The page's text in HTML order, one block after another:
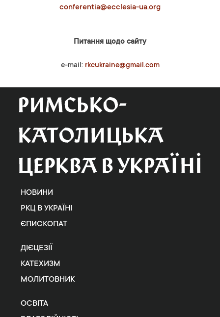
conferentia@ecclesia-ua.org
Питання щодо сайту
e-mail: rkcukraine@gmail.com
НОВИНИ
РКЦ В УКРАЇНІ
ЄПИСКОПАТ
ДІЄЦЕЗІЇ
КАТЕХИЗМ
МОЛИТОВНИК
ОСВІТА